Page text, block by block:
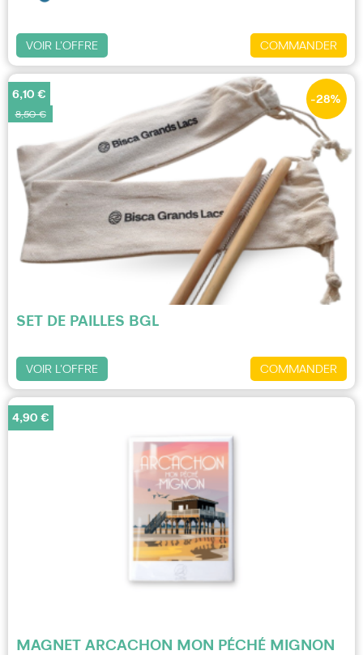
COMMANDER
VOIR L'OFFRE
SET DE PAILLES BGL
COMMANDER
VOIR L'OFFRE
6,10 € -28%
8,50 €
MAGNET ARCACHON MON PÉCHÉ MIGNON
4,90 €